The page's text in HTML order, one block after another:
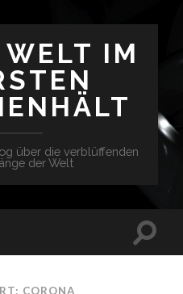
IM
über die verblüffenden
der Welt
CORONA